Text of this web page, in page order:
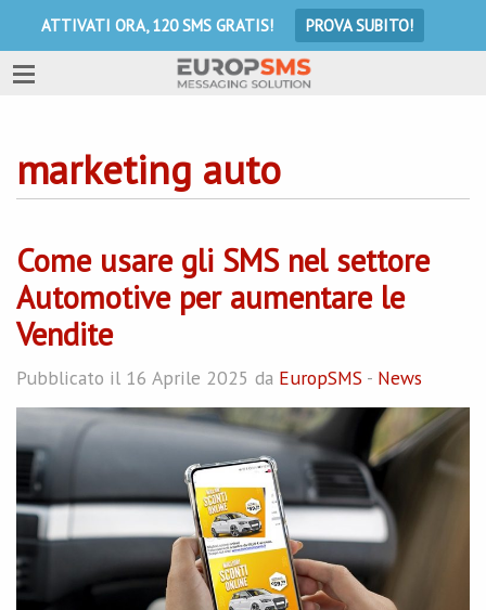
ATTIVATI ORA, 120 SMS GRATIS! PROVA SUBITO!
marketing auto
Come usare gli SMS nel settore
Automotive per aumentare le
Vendite
Pubblicato il 16 Aprile 2025 da EuropSMS - News